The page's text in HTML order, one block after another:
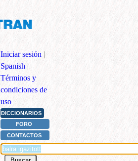
Iniciar sesión |
Spanish |
Términos y
condiciones de
uso
DICCIONARIOS
FORO
CONTACTOS